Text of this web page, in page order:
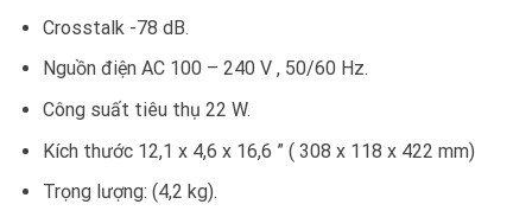
Crosstalk -78 dB.
Nguồn điện AC 100 – 240 V , 50/60 Hz.
Công suất tiêu thụ 22 W.
Kích thước 12,1 x 4,6 x 16,6 ” ( 308 x 118 x 422 mm)
Trọng lượng: (4,2 kg).